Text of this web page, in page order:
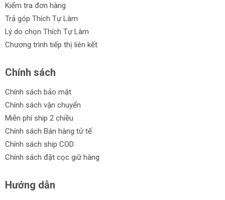
Kiểm tra đơn hàng
Trả góp Thích Tự Làm
Lý do chọn Thích Tự Làm
Chương trình tiếp thị liên kết
Chính sách
Chính sách bảo mật
Chính sách vận chuyển
Miễn phí ship 2 chiều
Chính sách Bán hàng tử tế
Chính sách ship COD
Chính sách đặt cọc giữ hàng
Hướng dẫn